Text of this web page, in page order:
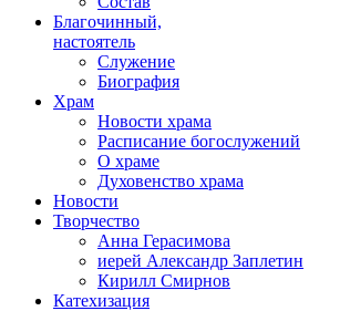
Благочинный,
настоятель
Служение
Биография
Храм
Новости храма
Расписание богослужений
О храме
Духовенство храма
Новости
Творчество
Анна Герасимова
иерей Александр Заплетин
Кирилл Смирнов
Катехизация